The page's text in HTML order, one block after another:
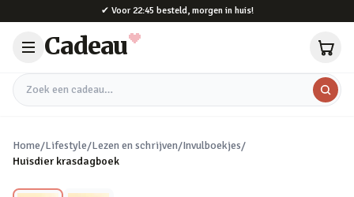
✔ Voor 22:45 besteld, morgen in huis!
Cadeau
Zoek een cadeau
Home/Lifestyle/Lezen en schrijven/Invulboekjes/
Huisdier krasdagboek